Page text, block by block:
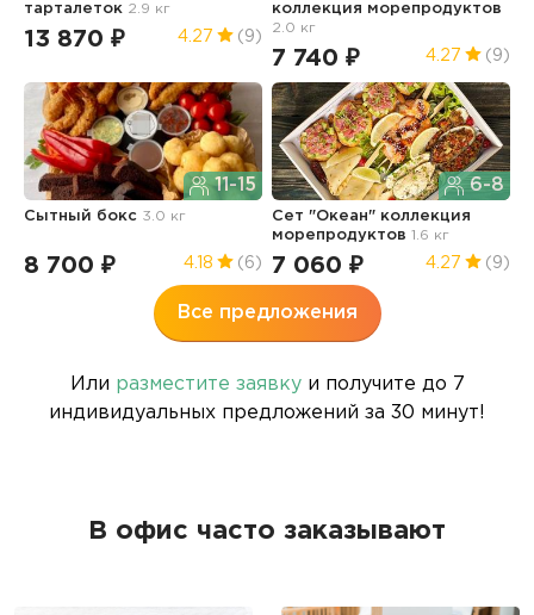
тарталеток 2.9 кг
13 870 ₽ 4.27 (9)
коллекция морепродуктов
2.0 кг
7 740 ₽ 4.27 (9)
11-15
Сытный бокс 3.0 кг
8 700 ₽ 4.18 (6)
6-8
Сет "Океан" коллекция
морепродуктов1.6 кг
7 060 ₽ 4.27 (9)
Все предложения
Или разместите заявкуи получите до 7
индивидуальных предложений за 30 минут!
В офис часто заказывают